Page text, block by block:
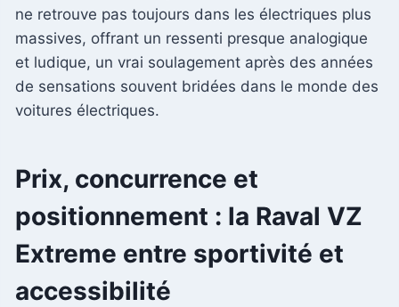
ne retrouve pas toujours dans les électriques plus
massives, offrant un ressenti presque analogique
et ludique, un vrai soulagement après des années
de sensations souvent bridées dans le monde des
voitures électriques.
Prix, concurrence et
positionnement : la Raval VZ
Extreme entre sportivité et
accessibilité